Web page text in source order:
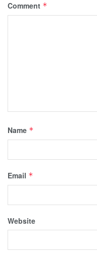
Comment *
Name *
Email *
Website